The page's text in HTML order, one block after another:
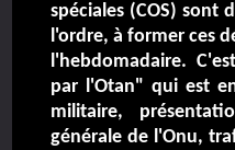
spéciales (COS) sont
l'ordre, à former ces
l'hebdomadaire.
par l'Otan" qui est
militaire,
générale de l'Onu,